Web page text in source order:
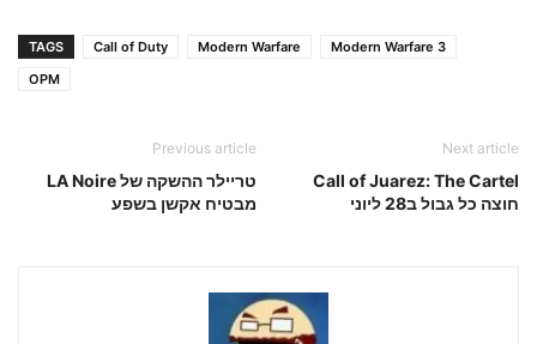
TAGS Call of Duty Modern Warfare
Modern Warfare 3
OPM
Previous article
טריילר ההשקה של LA Noire
מבטיח אקשן בשפע
Next article
Call of Juarez: The Cartel
חוצה כל גבול ב28 ליוני